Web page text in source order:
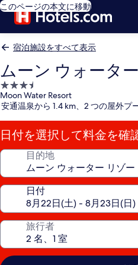
このページの本文に移動
宿泊施設をすべて表示
ムーン ウォータ
3.5
つ
星
宿
泊
施
Moon Water Resort
安通温泉から 1.4 km、2 つの屋外プ
日付を選択して料金を確
目的地
日付
旅行者